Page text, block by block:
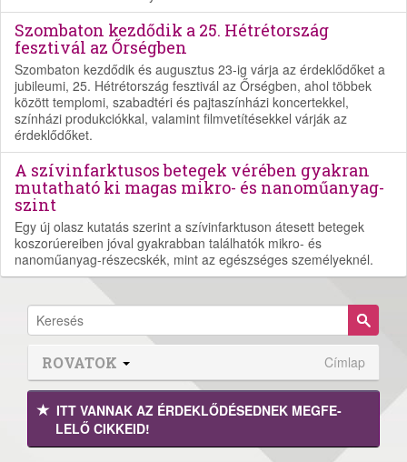
Szombaton kezdődik a 25. Hétrétország
fesztivál az Őrségben
Szombaton kezdődik és augusztus 23-ig várja az érdeklődőket a
jubileumi, 25. Hétrétország fesztivál az Őrségben, ahol többek
között templomi, szabadtéri és pajtaszínházi koncertekkel,
színházi produkciókkal, valamint filmvetítésekkel várják az
érdeklődőket.
A szívinfarktusos betegek vérében gyakran
mutatható ki magas mikro- és nanoműanyag-
szint
Egy új olasz kutatás szerint a szívinfarktuson átesett betegek
koszorúereiben jóval gyakrabban találhatók mikro- és
nanoműanyag-részecskék, mint az egészséges személyeknél.
ROVATOK Címlap
ITT VANNAK AZ ÉRDEK­LŐDÉ­SEDNEK MEGFE­
LELŐ CIKKEID!